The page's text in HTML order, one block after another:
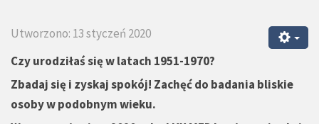
Utworzono: 13 styczeń 2020
Czy urodziłaś się w latach 1951-1970?
Zbadaj się i zyskaj spokój! Zachęć do badania bliskie
osoby w podobnym wieku.